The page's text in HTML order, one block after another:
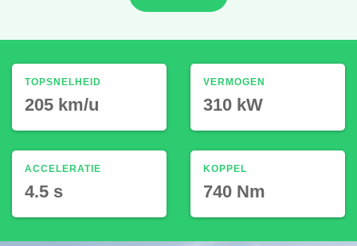
TOPSNELHEID
205 km/u
ACCELERATIE
4.5 s
VERMOGEN
310 kW
KOPPEL
740 Nm